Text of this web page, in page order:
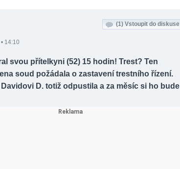
(1) Vstoupit do diskuse
14:10
svou přítelkyni (52) 15 hodin! Trest? Ten
soud požádala o zastavení trestního řízení.
D. totiž odpustila a za měsíc si ho bude